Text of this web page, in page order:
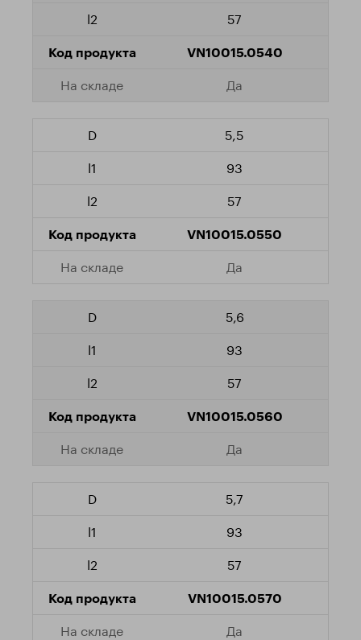
57
VN10015.0540
Да
5,5
93
57
VN10015.0550
Да
5,6
93
57
VN10015.0560
Да
5,7
93
57
VN10015.0570
Да